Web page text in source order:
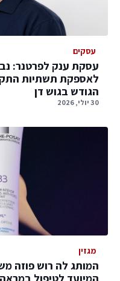
עסקים
עסקת ענק לפרטנר:
לאספקת תשתיות
הגודש בגוש דן
30 יולי, 2026
מגזין
המותג לה רוש פוזה